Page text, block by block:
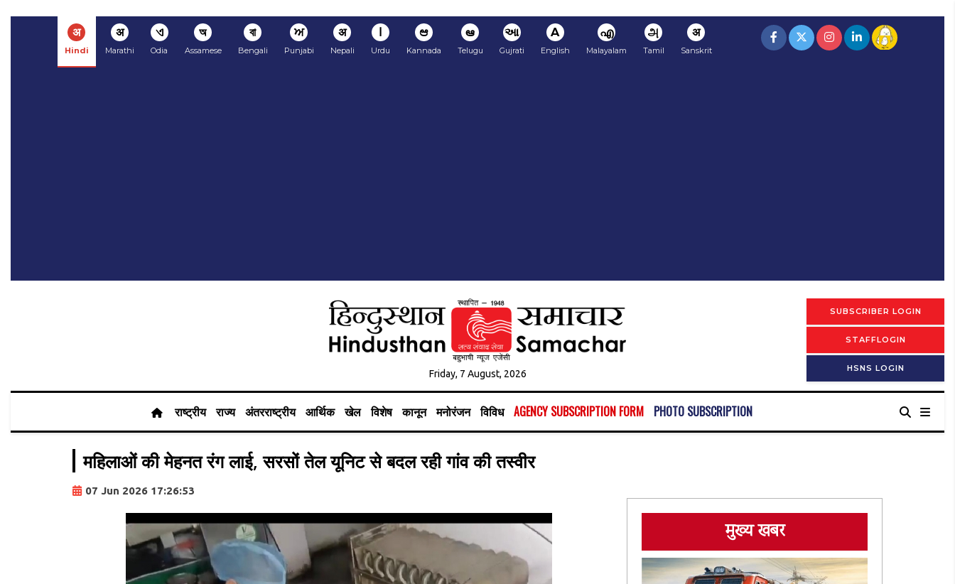
अ
Hindi
अ
Marathi
ଏ
Odia
অ
Assamese
বা
Bengali
ਅ
Punjabi
अ
Nepali
ا
Urdu
ಆ
Kannada
ఆ
Telugu
આ
Gujrati
A
English
എ
Malayalam
அ
Tamil
अ
Sanskrit
Friday, 7 August, 2026
SUBSCRIBER LOGIN
STAFFLOGIN
HSNS LOGIN
राष्ट्रीय राज्य अंतरराष्ट्रीय आर्थिक खेल विशेष कानून मनोरंजन विविध AGENCY SUBSCRIPTION FORM PHOTO SUBSCRIPTION
महिलाओं की मेहनत रंग लाई, सरसों तेल यूनिट से बदल रही गांव की तस्वीर
07 Jun 2026 17:26:53
मुख्य खबर